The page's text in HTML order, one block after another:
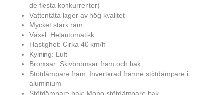
de flesta konkurrenter)
Vattentäta lager av hög kvalitet
Mycket stark ram
Växel: Helautomatisk
Hastighet: Cirka 40 km/h
Kylning: Luft
Bromsar: Skivbromsar fram och bak
Stötdämpare fram: Inverterad främre stötdämpare i
aluminium
Stötdämpare bak: Mono-stötdämpare bak